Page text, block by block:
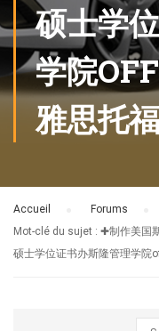
硕士学
学院
雅思托
Accueil Forums
Mot-clé du sujet : ✚制作美国
硕士学位证书办斯隆管理学院